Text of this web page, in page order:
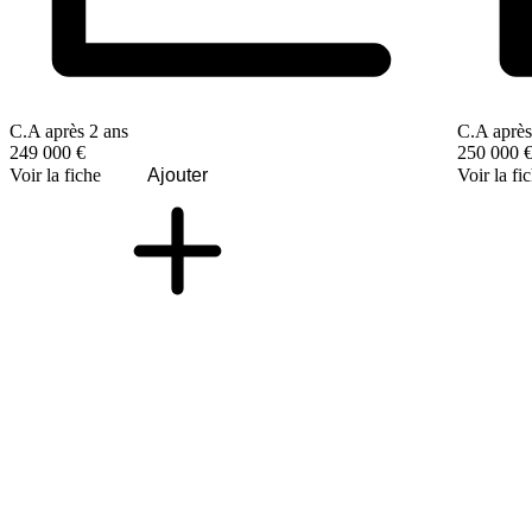
C.A après 2 ans
249 000 €
Voir la fiche
Ajouter
C.A
250 000 €
Voir la